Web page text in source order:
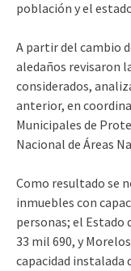
población y el
A partir del cambio
aledaños revisaron
considerados,
anterior, en
Municipales de
Nacional de Áreas
Como resultado se
inmuebles con
personas; el Estado
33 mil 690, y
capacidad instalada